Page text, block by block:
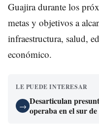
Guajira durante los
metas y objetivos a
infraestructura, salud,
económico.
LE PUEDE INTERESAR
→ Desarticulan
operaba en el sur